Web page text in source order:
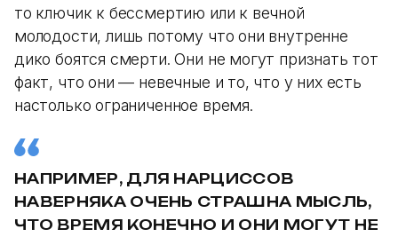
то ключик к бессмертию или к вечной
молодости, лишь потому что они внутренне
дико боятся смерти. Они не могут признать тот
факт, что они — невечные и то, что у них есть
настолько ограниченное время.
НАПРИМЕР, ДЛЯ НАРЦИССОВ
НАВЕРНЯКА ОЧЕНЬ СТРАШНА МЫСЛЬ,
ЧТО ВРЕМЯ КОНЕЧНО И ОНИ МОГУТ НЕ